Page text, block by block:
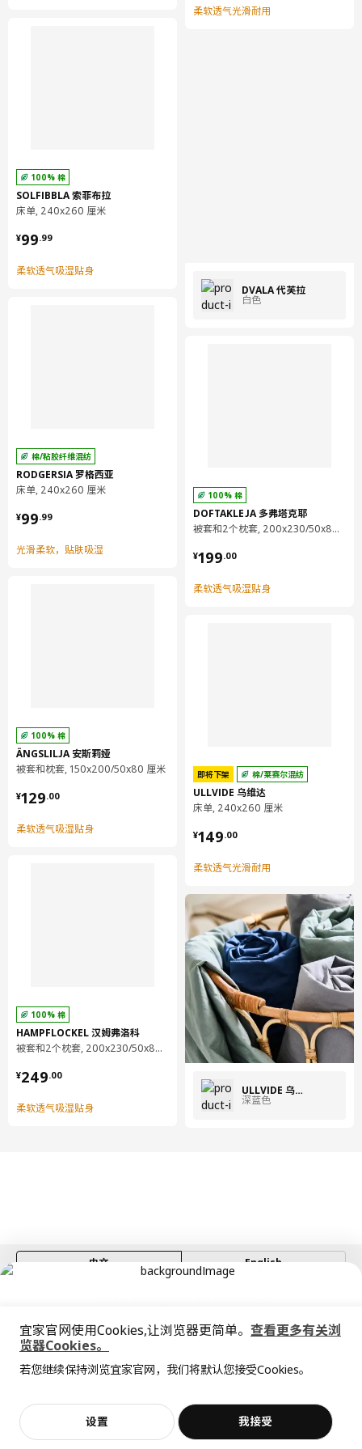
100% 棉
SOLFIBBLA 索菲布拉
床单, 240x260 厘米
¥99.99
¥ 99.99
柔软透气吸湿贴身
棉/粘胶纤维混纺
RODGERSIA 罗格西亚
床单, 240x260 厘米
¥99.99
¥ 99.99
光滑柔软，贴肤吸湿
100% 棉
ÄNGSLILJA 安斯莉娅
被套和枕套, 150x200/50x80 厘米
¥129.00
¥ 129.00
柔软透气吸湿贴身
100% 棉
HAMPFLOCKEL 汉姆弗洛科
被套和2个枕套, 200x230/50x80 厘米
¥249.00
¥ 249.00
柔软透气吸湿贴身
柔软透气光滑耐用
DVALA 代芙拉
白色
100% 棉
DOFTAKLEJA 多弗塔克耶
被套和2个枕套, 200x230/50x80 厘米
¥199.00
¥ 199.00
柔软透气吸湿贴身
即将下架 棉/莱赛尔混纺
ULLVIDE 乌维达
床单, 240x260 厘米
¥149.00
¥ 149.00
柔软透气光滑耐用
ULLVIDE 乌维达
深蓝色
抱歉，该商品在所选地区暂时缺货。
客服
加入购物袋 立即购买
中文 English
上海工商
沪公网安备 31010402001069号
宜家AI购物助手算法 网信算备310104755117001240013号
价格透明，设计专业，现货供应
不，谢谢 立即预约
宜家官网使用Cookies,让浏览器更简单。 查看更多有关浏
览器Cookies。
若您继续保持浏览宜家官网，我们将默认您接受Cookies。
设置 我接受